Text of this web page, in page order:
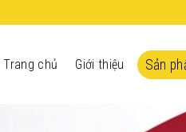
Trang chủ Giới thiệu Sản